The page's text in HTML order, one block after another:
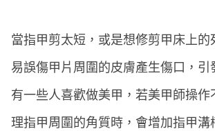
當指甲剪太短，或是想修剪甲床上的
易誤傷甲片周圍的皮膚產生傷口，引
有一些人喜歡做美甲，若美甲師操作
理指甲周圍的角質時，會增加指甲溝